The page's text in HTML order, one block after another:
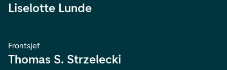
Liselotte Lunde
Frontsjef
Thomas S. Strzelecki